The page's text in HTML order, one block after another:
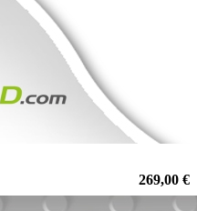
269,00 €